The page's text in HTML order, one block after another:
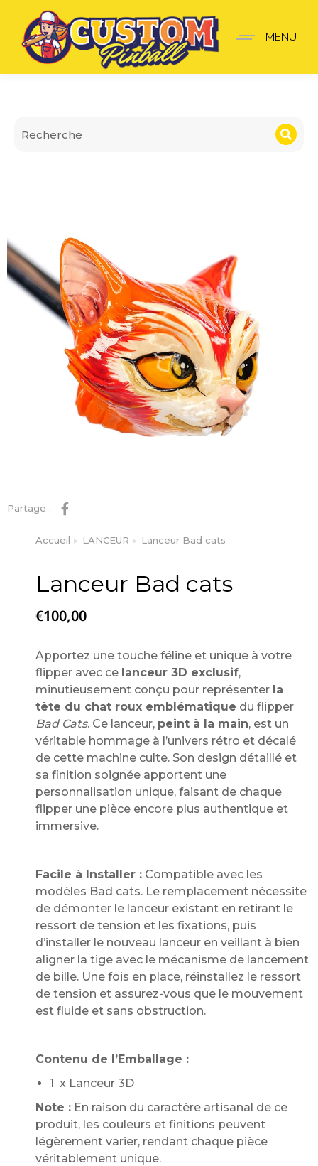
Lanceur Bad cats
MENU
Partage :
Vous êtes ici :
Accueil LANCEUR Lanceur Bad cats
Lanceur Bad cats
€100,00
Apportez une touche féline et unique à votre
flipper avec ce lanceur 3D exclusif,
minutieusement conçu pour représenter la
tête du chat roux emblématique du flipper
Bad Cats. Ce lanceur, peint à la main, est un
véritable hommage à l’univers rétro et décalé
de cette machine culte. Son design détaillé et
sa finition soignée apportent une
personnalisation unique, faisant de chaque
flipper une pièce encore plus authentique et
immersive.
Facile à Installer : Compatible avec les
modèles Bad cats. Le remplacement nécessite
de démonter le lanceur existant en retirant le
ressort de tension et les fixations, puis
d’installer le nouveau lanceur en veillant à bien
aligner la tige avec le mécanisme de lancement
de bille. Une fois en place, réinstallez le ressort
de tension et assurez-vous que le mouvement
est fluide et sans obstruction.
Contenu de l’Emballage :
1 x Lanceur 3D
Note : En raison du caractère artisanal de ce
produit, les couleurs et finitions peuvent
légèrement varier, rendant chaque pièce
véritablement unique.